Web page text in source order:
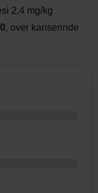
2,4 mg/kg
, over kanserinde